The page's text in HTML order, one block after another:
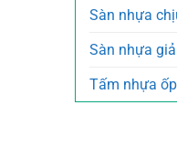
Sàn nhựa
Sàn nhựa
Tấm nhựa